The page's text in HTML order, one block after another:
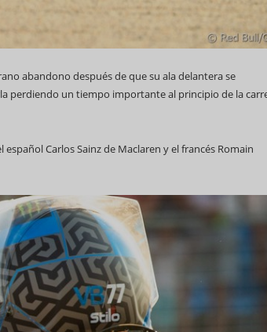
abandono después de que su ala delantera se
perdiendo un tiempo importante al principio de la
Carlos Sainz de Maclaren y el francés Romain